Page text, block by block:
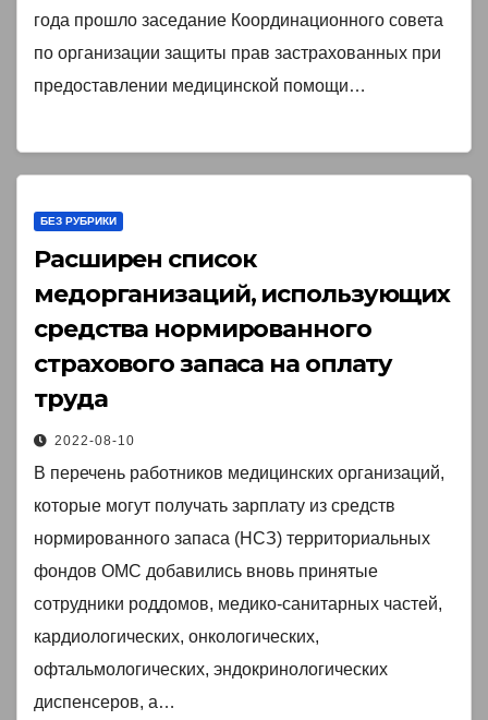
года прошло заседание Координационного совета
по организации защиты прав застрахованных при
предоставлении медицинской помощи…
БЕЗ РУБРИКИ
Расширен список
медорганизаций, использующих
средства нормированного
страхового запаса на оплату
труда
2022-08-10
В перечень работников медицинских организаций,
которые могут получать зарплату из средств
нормированного запаса (НСЗ) территориальных
фондов ОМС добавились вновь принятые
сотрудники роддомов, медико-санитарных частей,
кардиологических, онкологических,
офтальмологических, эндокринологических
диспенсеров, а…